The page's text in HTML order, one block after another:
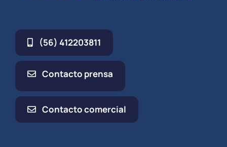
(56) 412203811
Contacto prensa
Contacto comercial